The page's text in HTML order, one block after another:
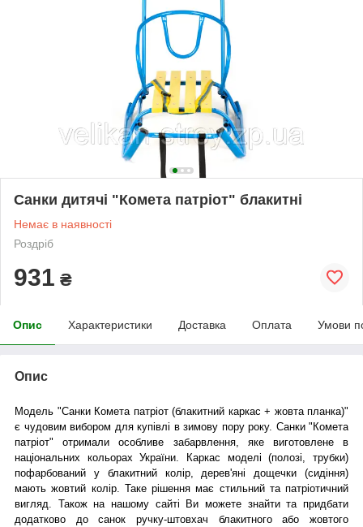
Санки дитячі "Комета патріот" блакитні
Немає в наявності
Роздріб
931 ₴
Опис Характеристики Доставка Оплата Умови
Опис
Модель "Санки Комета патріот (блакитний каркас + жовта планка)"
є чудовим вибором для купівлі в зимову пору року. Санки "Комета
патріот" отримали особливе забарвлення, яке виготовлене в
національних кольорах України. Каркас моделі (полозі, трубки)
пофарбований у блакитний колір, дерев'яні дощечки (сидіння)
мають жовтий колір. Таке рішення має стильний та патріотичний
вигляд. Також на нашому сайті Ви можете знайти та придбати
додатково до санок ручку-штовхач блакитного або жовтого